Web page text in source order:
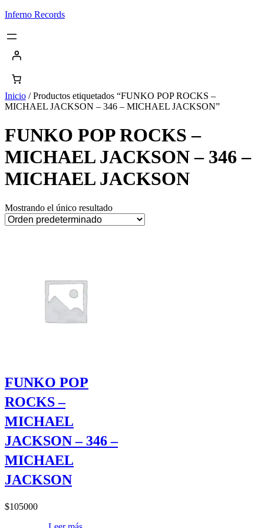
Saltar
contenido
Inferno Records
Inicio / Productos etiquetados “FUNKO POP ROCKS –
MICHAEL JACKSON – 346 – MICHAEL JACKSON”
FUNKO POP ROCKS –
MICHAEL JACKSON – 346 –
MICHAEL JACKSON
Mostrando el único resultado
FUNKO POP
ROCKS –
MICHAEL
JACKSON – 346 –
MICHAEL
JACKSON
$105000